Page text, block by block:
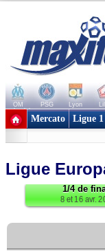
OM PSG Lyon
+ de clubs
Mercato Ligue 1
Ligue
1/4 de
8 et 16 avr.